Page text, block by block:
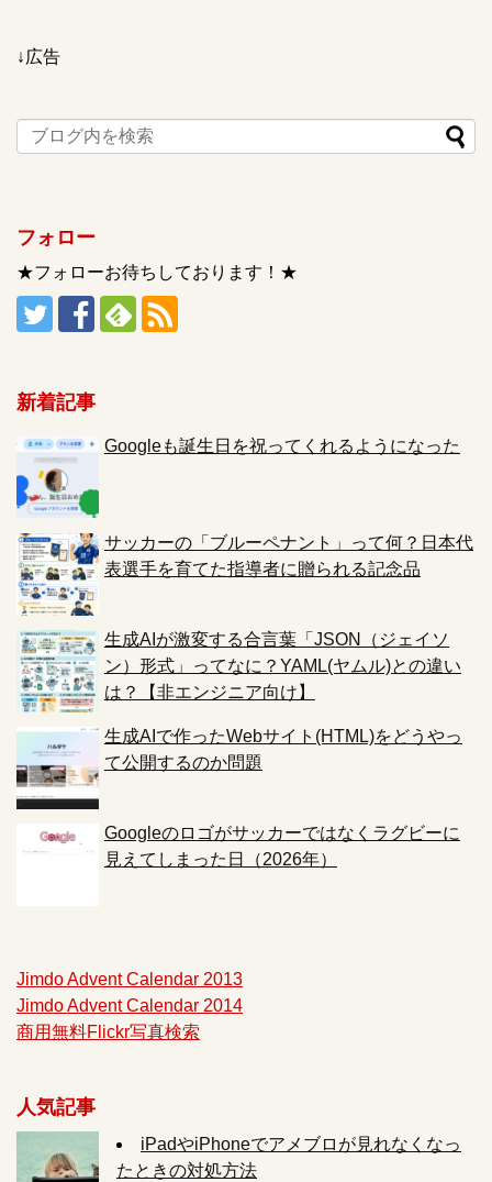
↓広告
フォロー
★フォローお待ちしております！★
新着記事
Googleも誕生日を祝ってくれるようになった
サッカーの「ブルーペナント」って何？日本代
表選手を育てた指導者に贈られる記念品
生成AIが激変する合言葉「JSON（ジェイソ
ン）形式」ってなに？YAML(ヤムル)との違い
は？【非エンジニア向け】
生成AIで作ったWebサイト(HTML)をどうやっ
て公開するのか問題
Googleのロゴがサッカーではなくラグビーに
見えてしまった日（2026年）
Jimdo Advent Calendar 2013
Jimdo Advent Calendar 2014
商用無料Flickr写真検索
人気記事
iPadやiPhoneでアメブロが見れなくなっ
たときの対処方法